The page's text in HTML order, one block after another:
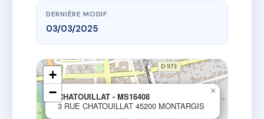
DERNIÈRE MODIF.
03/03/2025
CHATOUILLAT - MS16408
3 RUE CHATOUILLAT 45200 MONTARGIS
×
+
−